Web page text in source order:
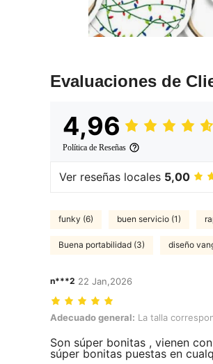
Evaluaciones de
4,96
Política de Reseñas
Ver reseñas locales 5,00
funky (6) buen servicio (1)
Buena portabilidad (3) diseño
n***2 22 Jan,2026
Adecuado general: La talla corresponde,
Adecuado general: La talla
Son súper bonitas , vienen
súper bonitas puestas en